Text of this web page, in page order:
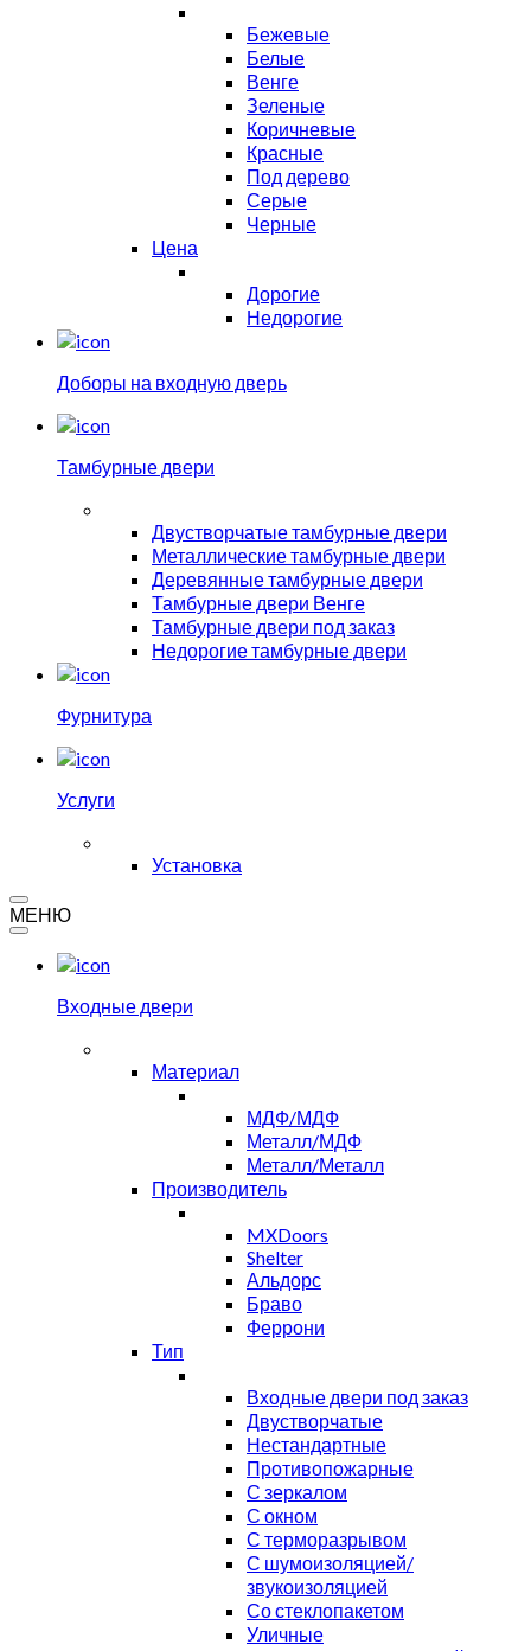
Бежевые
Белые
Венге
Зеленые
Коричневые
Красные
Под дерево
Серые
Черные
Цена
Дорогие
Недорогие
Доборы на входную дверь
Тамбурные двери
Двустворчатые тамбурные двери
Металлические тамбурные двери
Деревянные тамбурные двери
Тамбурные двери Венге
Тамбурные двери под заказ
Недорогие тамбурные двери
Фурнитура
Услуги
Установка
МЕНЮ
Входные двери
Материал
МДФ/МДФ
Металл/МДФ
Металл/Металл
Производитель
MXDoors
Shelter
Альдорс
Браво
Феррони
Тип
Входные двери под заказ
Двустворчатые
Нестандартные
Противопожарные
С зеркалом
С окном
С терморазрывом
С шумоизоляцией/
звукоизоляцией
Со стеклопакетом
Уличные